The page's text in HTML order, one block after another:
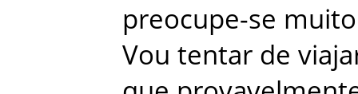
preocupe-se muito
Vou tentar de